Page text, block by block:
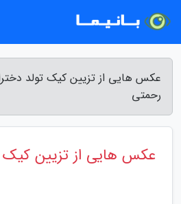
عکس هایی از تزیین کیک تولد
رحمتی
عکس هایی از تزیین کیک